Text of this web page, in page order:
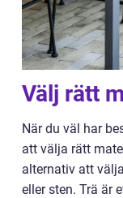
Välj rätt
När du väl har
att välja rätt
alternativ att
eller sten. Trä är